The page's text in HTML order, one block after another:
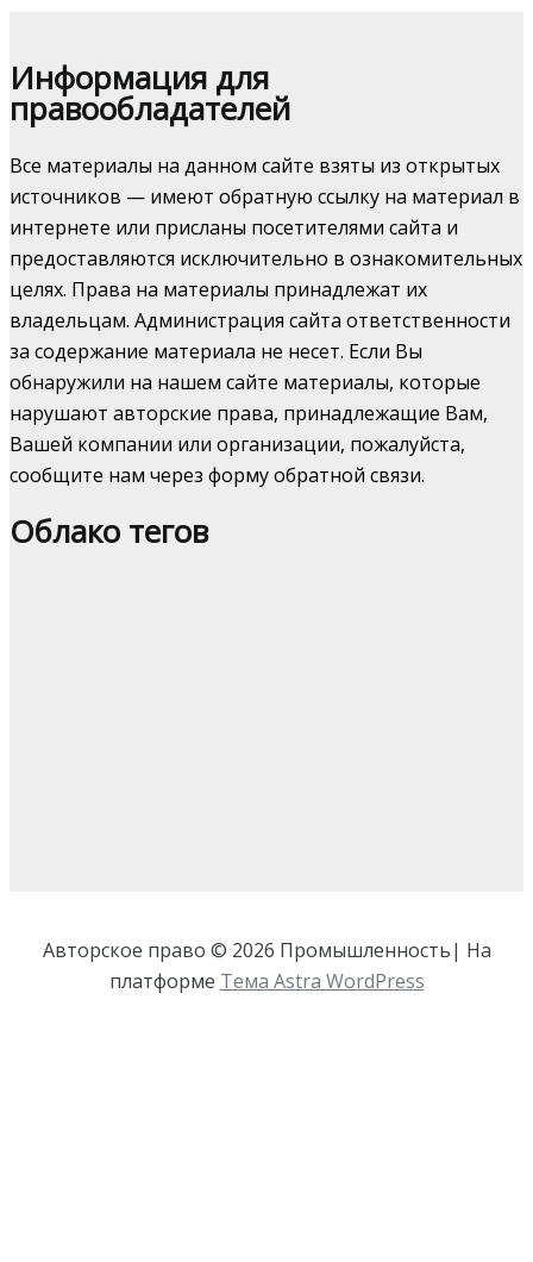
Информация для
правообладателей
Все материалы на данном сайте взяты из открытых
источников — имеют обратную ссылку на материал в
интернете или присланы посетителями сайта и
предоставляются исключительно в ознакомительных
целях. Права на материалы принадлежат их
владельцам. Администрация сайта ответственности
за содержание материала не несет. Если Вы
обнаружили на нашем сайте материалы, которые
нарушают авторские права, принадлежащие Вам,
Вашей компании или организации, пожалуйста,
сообщите нам через форму обратной связи.
Облако тегов
Авторское право © 2026 Промышленность| На
платформе Тема Astra WordPress